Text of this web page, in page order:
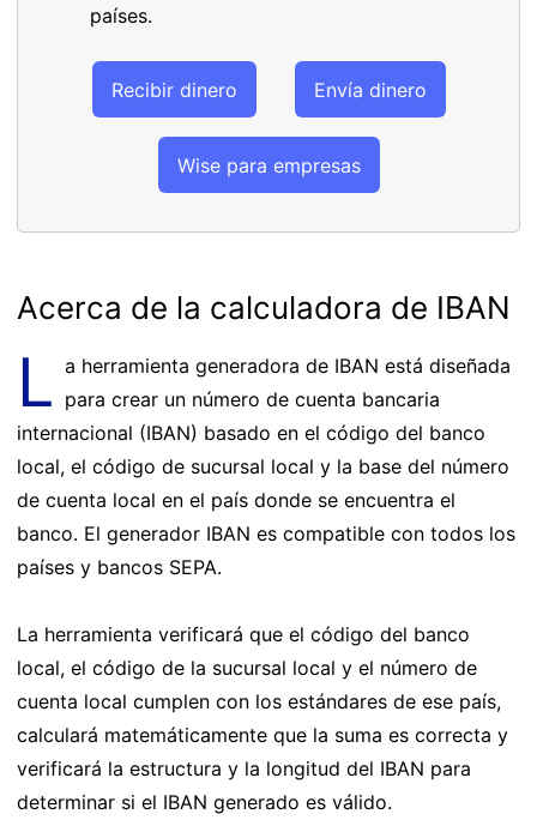
países.
Recibir dinero Envía dinero
Wise para empresas
Acerca de la calculadora de IBAN
L a herramienta generadora de IBAN está diseñada
para crear un número de cuenta bancaria
internacional (IBAN) basado en el código del banco
local, el código de sucursal local y la base del número
de cuenta local en el país donde se encuentra el
banco. El generador IBAN es compatible con todos los
países y bancos SEPA.
La herramienta verificará que el código del banco
local, el código de la sucursal local y el número de
cuenta local cumplen con los estándares de ese país,
calculará matemáticamente que la suma es correcta y
verificará la estructura y la longitud del IBAN para
determinar si el IBAN generado es válido.